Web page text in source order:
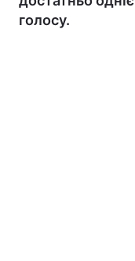
голосу.